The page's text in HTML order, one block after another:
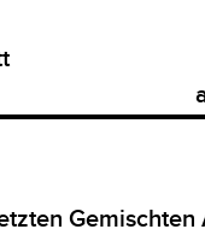
Gemischten